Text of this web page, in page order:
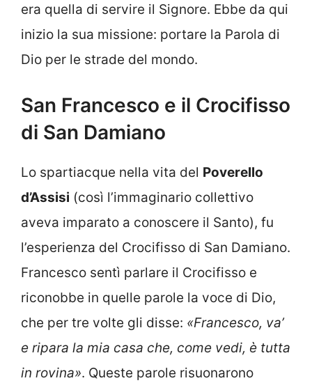
era quella di servire il Signore. Ebbe da qui
inizio la sua missione: portare la Parola di
Dio per le strade del mondo.
San Francesco e il Crocifisso
di San Damiano
Lo spartiacque nella vita del Poverello
d’Assisi (così l’immaginario collettivo
aveva imparato a conoscere il Santo), fu
l’esperienza del Crocifisso di San Damiano.
Francesco sentì parlare il Crocifisso e
riconobbe in quelle parole la voce di Dio,
che per tre volte gli disse: «Francesco, va’
e ripara la mia casa che, come vedi, è tutta
in rovina». Queste parole risuonarono